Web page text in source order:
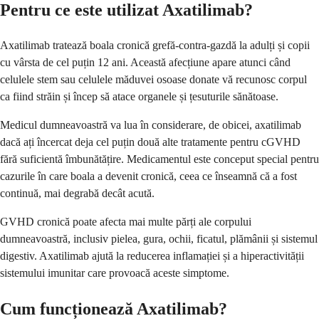
Pentru ce este utilizat Axatilimab?
Axatilimab tratează boala cronică grefă-contra-gazdă la adulți și copii
cu vârsta de cel puțin 12 ani. Această afecțiune apare atunci când
celulele stem sau celulele măduvei osoase donate vă recunosc corpul
ca fiind străin și încep să atace organele și țesuturile sănătoase.
Medicul dumneavoastră va lua în considerare, de obicei, axatilimab
dacă ați încercat deja cel puțin două alte tratamente pentru cGVHD
fără suficientă îmbunătățire. Medicamentul este conceput special pentru
cazurile în care boala a devenit cronică, ceea ce înseamnă că a fost
continuă, mai degrabă decât acută.
GVHD cronică poate afecta mai multe părți ale corpului
dumneavoastră, inclusiv pielea, gura, ochii, ficatul, plămânii și sistemul
digestiv. Axatilimab ajută la reducerea inflamației și a hiperactivității
sistemului imunitar care provoacă aceste simptome.
Cum funcționează Axatilimab?